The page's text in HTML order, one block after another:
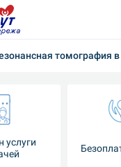
томография
услуги